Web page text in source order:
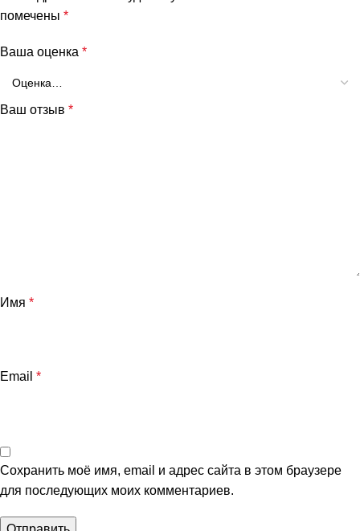
помечены *
Ваша оценка *
Ваш отзыв *
Имя *
Email *
Сохранить моё имя, email и адрес сайта в этом браузере
для последующих моих комментариев.